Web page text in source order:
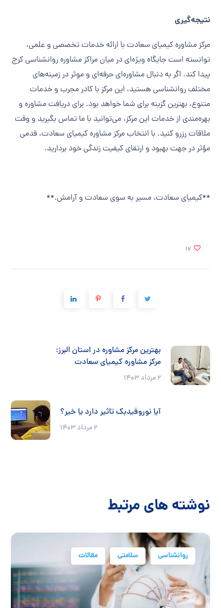
نتیجه‌گیری
مرکز مشاوره کیمیای سعادت با ارائه خدمات تخصصی و علمی،
توانسته است جایگاه ویژه‌ای در میان مراکز مشاوره روانشناسی کرج
پیدا کند. اگر به دنبال مشاوره‌ای حرفه‌ای و موثر در زمینه‌های
مختلف روانشناسی هستید، این مرکز با کادر مجرب و خدمات
متنوع، بهترین گزینه برای شما خواهد بود. برای دریافت مشاوره و
بهره‌مندی از خدمات این مرکز، می‌توانید با ما تماس بگیرید و وقت
ملاقات رزرو کنید. با انتخاب مرکز مشاوره کیمیای سعادت، قدمی
مؤثر در جهت بهبود و ارتقای کیفیت زندگی خود بردارید.
**کیمیای سعادت، مسیر به سوی سعادت و آرامش.**
17
بهترین مرکز مشاوره در استان البرز:
مرکز مشاوره کیمیای سعادت
2 مرداد 1403
آیا نوروفیدبک تاثیر دارد یا خیر؟
2 مرداد 1403
نوشته های مرتبط
روانشناسی سلامتی مقالات